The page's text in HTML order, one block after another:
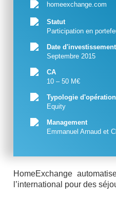
homeexchange.com
Statut
Participation en
Date d'investissement
Septembre 2015
CA
10 – 50 M€
Typologie d'opération
Equity
Management
Emmanuel Arnaud et
HomeExchange
l’international pour des